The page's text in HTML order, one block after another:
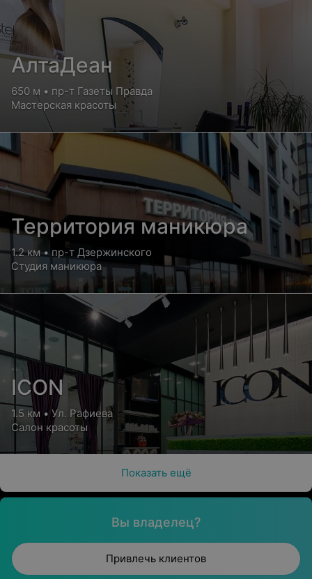
АлтаДеан
650 м • пр-т Газеты Правда
Мастерская красоты
Территория маникюра
1.2 км • пр-т Дзержинского
Студия маникюра
ICON
1.5 км • Ул. Рафиева
Салон красоты
Показать ещё
Вы владелец?
Привлечь клиентов